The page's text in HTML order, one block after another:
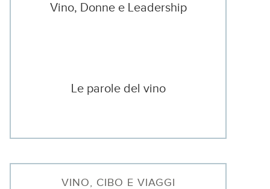
Vino, Donne e Leadership
Le parole del vino
VINO, CIBO E VIAGGI